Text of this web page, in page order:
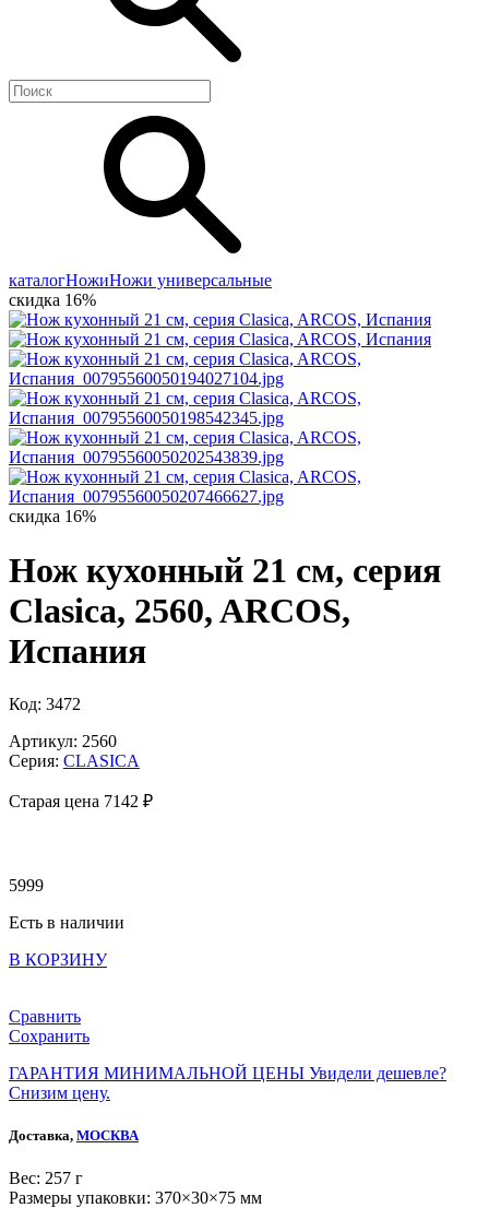
каталогНожиНожи универсальные
скидка 16%
скидка 16%
Нож кухонный 21 см, серия
Clasica, 2560, ARCOS,
Испания
Код: 3472
Артикул: 2560
Серия: CLASICA
Старая цена 7142 ₽
5999
Есть в наличии
В КОРЗИНУ
Сравнить
Сохранить
ГАРАНТИЯ МИНИМАЛЬНОЙ ЦЕНЫ Увидели дешевле?
Снизим цену.
Доставка, МОСКВА
Веc: 257 г
Размеры упаковки: 370×30×75 мм